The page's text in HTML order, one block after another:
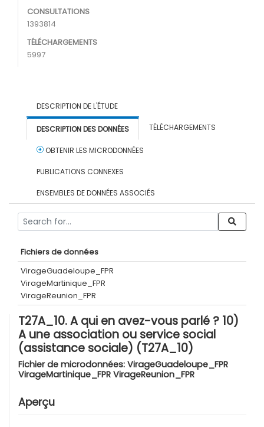
CONSULTATIONS
1393814
TÉLÉCHARGEMENTS
5997
DESCRIPTION DE L'ÉTUDE
DESCRIPTION DES DONNÉES TÉLÉCHARGEMENTS
OBTENIR LES MICRODONNÉES
PUBLICATIONS CONNEXES
ENSEMBLES DE DONNÉES ASSOCIÉS
Fichiers de données
VirageGuadeloupe_FPR
VirageMartinique_FPR
VirageReunion_FPR
T27A_10. A qui en avez-vous parlé ? 10)
A une association ou service social
(assistance sociale) (T27A_10)
Fichier de microdonnées: VirageGuadeloupe_FPR
VirageMartinique_FPR VirageReunion_FPR
Aperçu